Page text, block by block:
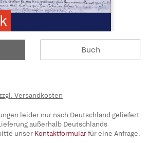
Buch
Versandkosten
leider nur nach Deutschland geliefert
außerhalb Deutschlands
unser Kontaktformularfür eine Anfrage.